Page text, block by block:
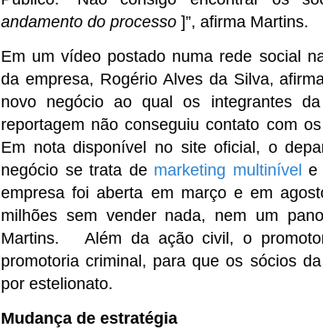
andamento do processo ]”, afirma Martins.
Em um vídeo postado numa rede social
da empresa, Rogério Alves da Silva,
novo negócio ao qual os integrantes
reportagem não conseguiu contato com
Em nota disponível no site oficial, o
negócio se trata de marketing multinível e
empresa foi aberta em março e em
milhões sem vender nada, nem um
Martins. Além da ação civil, o
promotoria criminal, para que os sócios
por estelionato.
Mudança de estratégia